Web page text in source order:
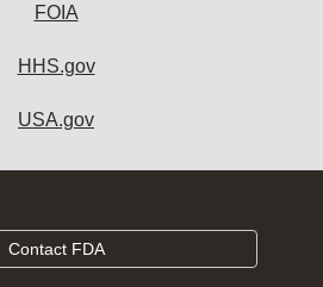
FOIA
HHS.gov
USA.gov
Contact FDA